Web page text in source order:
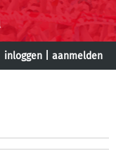
inloggen aanmelden